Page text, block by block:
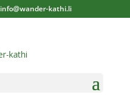
info@wander-kathi.li